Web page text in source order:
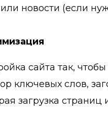
новости (если
сайта так,
ключевых слов,
загрузка страниц